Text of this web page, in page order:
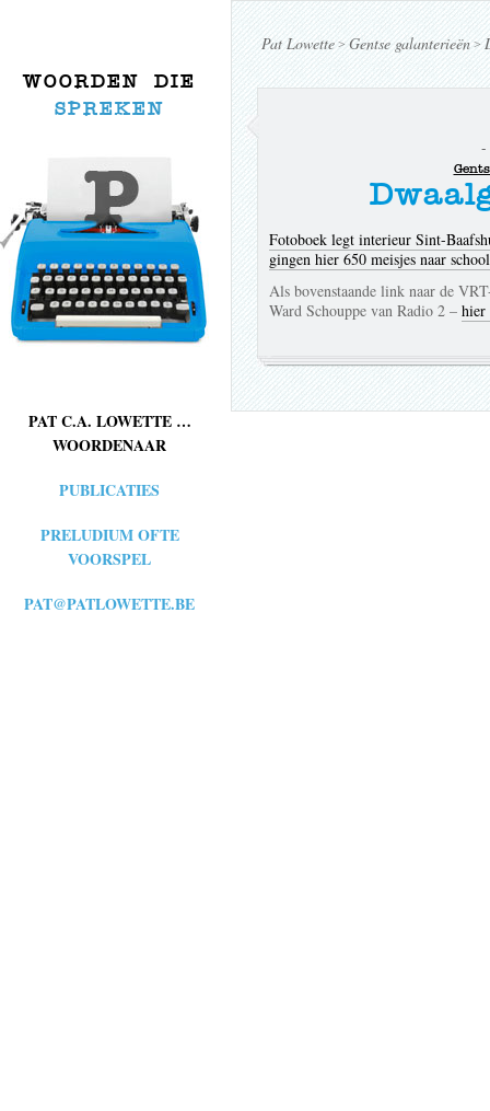
WOORDEN DIE
SPREKEN
PAT C.A. LOWETTE …
WOORDENAAR
PUBLICATIES
PRELUDIUM OFTE
VOORSPEL
PAT@PATLOWETTE.BE
Pat Lowette>Gentse galanterieën>
-
Fotoboek legt interieur Sint-
gingen hier 650 meisjes naar
Als bovenstaande link naar de
Ward Schouppe van Radio 2 – hier